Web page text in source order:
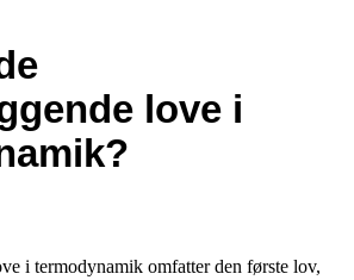
love i
i termodynamik omfatter den første lov,